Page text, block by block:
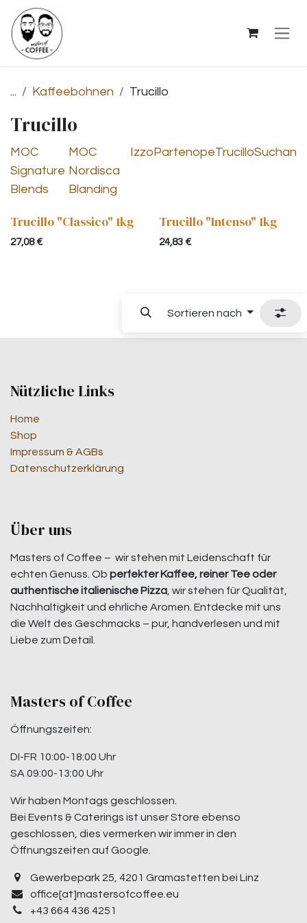
Zum Inhalt springen
... Kaffeebohnen Trucillo
Trucillo
MOC
Signature
Blends
MOC
Nordisca
Blanding
IzzoPartenopeTrucilloSuchan
Trucillo "Classico" 1kg
27,08€
Trucillo "Intenso" 1kg
24,83€
Sortieren nach
Nützliche Links
Home
Shop
Impressum & AGBs
Datenschutzerklärung
Über uns
Masters of Coffee – wir stehen mit Leidenschaft für
echten Genuss. Ob perfekter Kaffee, reiner Tee oder
authentische italienische Pizza , wir stehen für Qualität,
Nachhaltigkeit und ehrliche Aromen. Entdecke mit uns
die Welt des Geschmacks – pur, handverlesen und mit
Liebe zum Detail.
Masters of Coffee
Öffnungszeiten:
DI-FR 10:00-18:00 Uhr
SA 09:00-13:00 Uhr
Wir haben Montags geschlossen.
Bei Events & Caterings ist unser Store ebenso
geschlossen, dies vermerken wir immer in den
Öffnungszeiten auf Google.
Gewerbepark 25, 4201 Gramastetten bei Linz
office[at]mastersofcoffee.eu
+43 664 436 4251